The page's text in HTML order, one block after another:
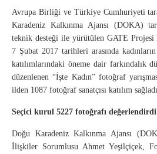
Avrupa Birliği ve Türkiye Cumhuriyeti
Karadeniz Kalkınma Ajansı (DOKA)
teknik desteği ile yürütülen GATE Projesi
7 Şubat 2017 tarihleri arasında
katılımlarındaki öneme dair farkındalık
düzenlenen “İşte Kadın” fotoğraf
ilden 1087 fotoğraf sanatçısı katılım sağladı.
Seçici kurul 5227 fotoğrafı değerlendirdi
Doğu Karadeniz Kalkınma Ajansı
İlişkiler Sorumlusu Ahmet Yeşilçiçek,